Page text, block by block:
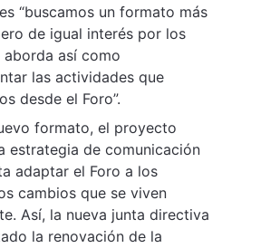
“buscamos un formato más
de igual interés por los
aborda así como
las actividades que
desde el Foro”.
formato, el proyecto
estrategia de comunicación
adaptar el Foro a los
cambios que se viven
Así, la nueva junta directiva
la renovación de la